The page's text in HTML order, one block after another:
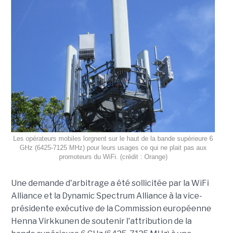
Les opérateurs mobiles lorgnent sur le haut de la bande supérieure 6
GHz (6425-7125 MHz) pour leurs usages ce qui ne plait pas aux
promoteurs du WiFi. (crédit : Orange)
Une demande d'arbitrage a été sollicitée par la WiFi
Alliance et la Dynamic Spectrum Alliance à la vice-
présidente exécutive de la Commission européenne
Henna Virkkunen de soutenir l'attribution de la